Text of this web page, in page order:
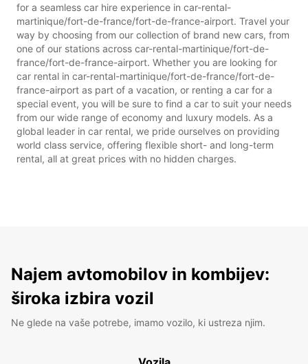
for a seamless car hire experience in car-rental-
martinique/fort-de-france/fort-de-france-airport. Travel your
way by choosing from our collection of brand new cars, from
one of our stations across car-rental-martinique/fort-de-
france/fort-de-france-airport. Whether you are looking for
car rental in car-rental-martinique/fort-de-france/fort-de-
france-airport as part of a vacation, or renting a car for a
special event, you will be sure to find a car to suit your needs
from our wide range of economy and luxury models. As a
global leader in car rental, we pride ourselves on providing
world class service, offering flexible short- and long-term
rental, all at great prices with no hidden charges.
Najem avtomobilov in kombijev:
široka izbira vozil
Ne glede na vaše potrebe, imamo vozilo, ki ustreza njim.